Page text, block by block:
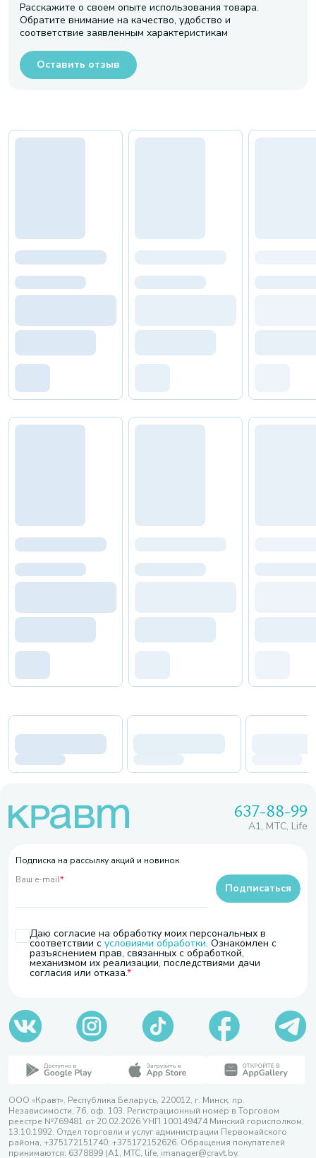
Расскажите о своем опыте использования товара.
Обратите внимание на качество, удобство и
соответствие заявленным характеристикам
Оставить отзыв
637-88-99
A1, МТС, Life
Подписка на рассылку акций и новинок
Ваш e-mail*
Даю согласие на обработку моих персональных в
соответствии с условиями обработки. Ознакомлен с
разъяснением прав, связанных с обработкой,
механизмом их реализации, последствиями дачи
согласия или отказа.
Подписаться
ООО «Кравт». Республика Беларусь, 220012, г. Минск, пр.
Независимости, 76, оф. 103. Регистрационный номер в Торговом
реестре №769481 от 20.02.2026 УНП 100149474 Минский горисполком,
13.10.1992. Отдел торговли и услуг администрации Первомайского
района, +375172151740; +375172152626. Обращения покупателей
принимаются: 6378899 (А1, МТС, life, imanager@cravt.by.